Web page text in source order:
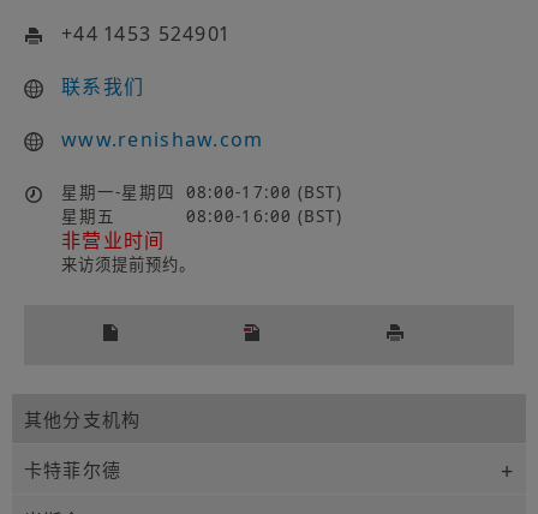
+44 1453 524901
联系我们
www.renishaw.com
星期一-星期四
08:00-17:00 (BST)
星期五
08:00-16:00 (BST)
非营业时间
来访须提前预约。
其他分支机构
卡特菲尔德